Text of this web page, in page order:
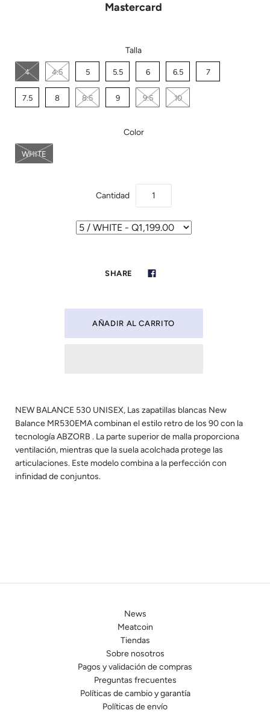
Mastercard
Talla
4 4.5 5 5.5 6 6.5 7
7.5 8 8.5 9 9.5 10
Color
WHITE
Cantidad
SHARE
NEW BALANCE 530 UNISEX, Las zapatillas blancas New
Balance MR530EMA combinan el estilo retro de los 90 con la
tecnología ABZORB . La parte superior de malla proporciona
ventilación, mientras que la suela acolchada protege las
articulaciones. Este modelo combina a la perfección con
infinidad de conjuntos.
News
Meatcoin
Tiendas
Sobre nosotros
Pagos y validación de compras
Preguntas frecuentes
Políticas de cambio y garantía
Políticas de envío